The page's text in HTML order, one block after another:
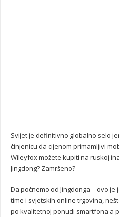
Svijet je definitivno globalno selo
činjenicu da cijenom primamljivi
Wileyfox možete kupiti na ruskoj
Jingdong? Zamršeno?
Da počnemo od Jingdonga – ovo
time i svjetskih online trgovina,
po kvalitetnoj ponudi smartfona a